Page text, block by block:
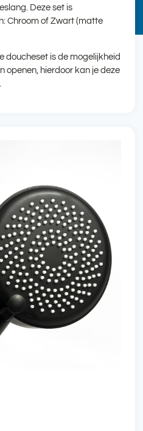
Deze set is
Chroom of Zwart (matte
doucheset is de mogelijkheid
openen, hierdoor kan je deze